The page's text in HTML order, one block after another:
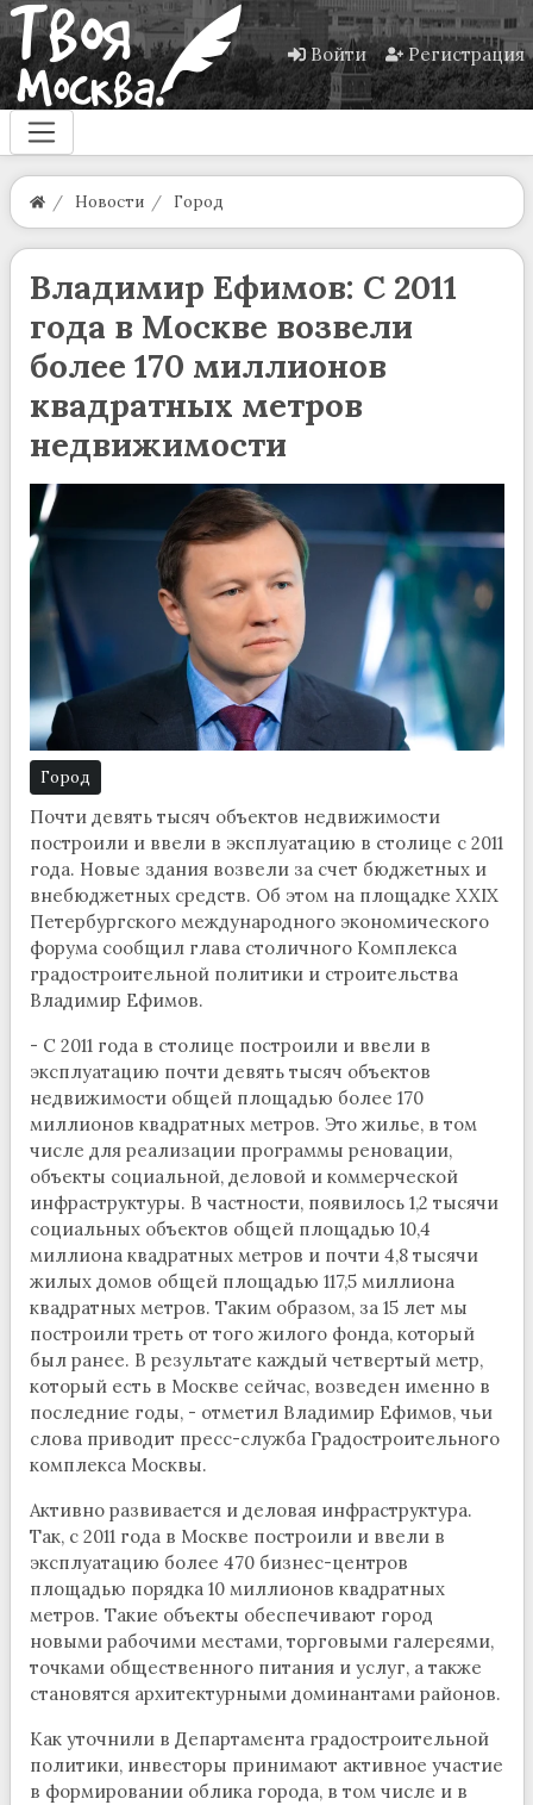
Войти Регистрация
Новости Город
Владимир Ефимов: С 2011
года в Москве возвели
более 170 миллионов
квадратных метров
недвижимости
Город
Почти девять тысяч объектов недвижимости
построили и ввели в эксплуатацию в столице с 2011
года. Новые здания возвели за счет бюджетных и
внебюджетных средств. Об этом на площадке XXIX
Петербургского международного экономического
форума сообщил глава столичного Комплекса
градостроительной политики и строительства
Владимир Ефимов.
- С 2011 года в столице построили и ввели в
эксплуатацию почти девять тысяч объектов
недвижимости общей площадью более 170
миллионов квадратных метров. Это жилье, в том
числе для реализации программы реновации,
объекты социальной, деловой и коммерческой
инфраструктуры. В частности, появилось 1,2 тысячи
социальных объектов общей площадью 10,4
миллиона квадратных метров и почти 4,8 тысячи
жилых домов общей площадью 117,5 миллиона
квадратных метров. Таким образом, за 15 лет мы
построили треть от того жилого фонда, который
был ранее. В результате каждый четвертый метр,
который есть в Москве сейчас, возведен именно в
последние годы, - отметил Владимир Ефимов, чьи
слова приводит пресс-служба Градостроительного
комплекса Москвы.
Активно развивается и деловая инфраструктура.
Так, с 2011 года в Москве построили и ввели в
эксплуатацию более 470 бизнес-центров
площадью порядка 10 миллионов квадратных
метров. Такие объекты обеспечивают город
новыми рабочими местами, торговыми галереями,
точками общественного питания и услуг, а также
становятся архитектурными доминантами районов.
Как уточнили в Департамента градостроительной
политики, инвесторы принимают активное участие
в формировании облика города, в том числе и в